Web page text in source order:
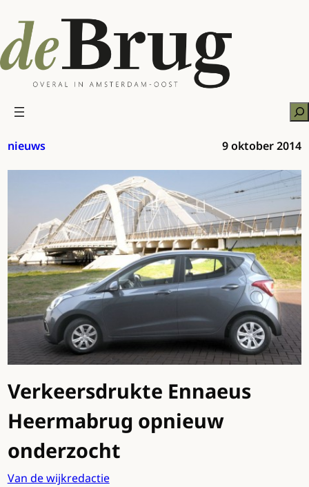
naar
de
inhoud
nieuws 9 oktober 2014
Verkeersdrukte Ennaeus
Heermabrug opnieuw
onderzocht
Van de wijkredactie